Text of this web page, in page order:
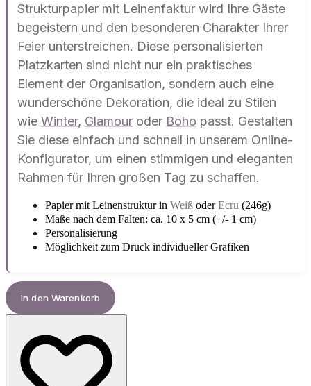
Strukturpapier mit Leinenfaktur wird Ihre Gäste
begeistern und den besonderen Charakter Ihrer
Feier unterstreichen. Diese personalisierten
Platzkarten sind nicht nur ein praktisches
Element der Organisation, sondern auch eine
wunderschöne Dekoration, die ideal zu Stilen
wie Winter, Glamour oder Boho passt. Gestalten
Sie diese einfach und schnell in unserem Online-
Konfigurator, um einen stimmigen und eleganten
Rahmen für Ihren großen Tag zu schaffen.
Papier mit Leinenstruktur in Weiß oderEcru (246g)
Maße nach dem Falten: ca. 10 x 5 cm (+/- 1 cm)
Personalisierung
Möglichkeit zum Druck individueller Grafiken
In den Warenkorb